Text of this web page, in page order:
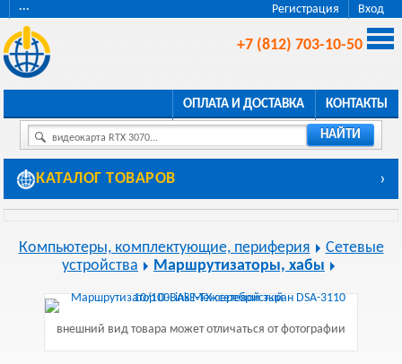
Регистрация Вход
···
+7 (812) 703-10-50
ОПЛАТА И ДОСТАВКА КОНТАКТЫ
видеокарта RTX 3070... НАЙТИ
КАТАЛОГ ТОВАРОВ ›
Компьютеры, комплектующие, периферия
Сетевые
устройства
Маршрутизаторы, хабы
внешний вид товара может отличаться от фотографии